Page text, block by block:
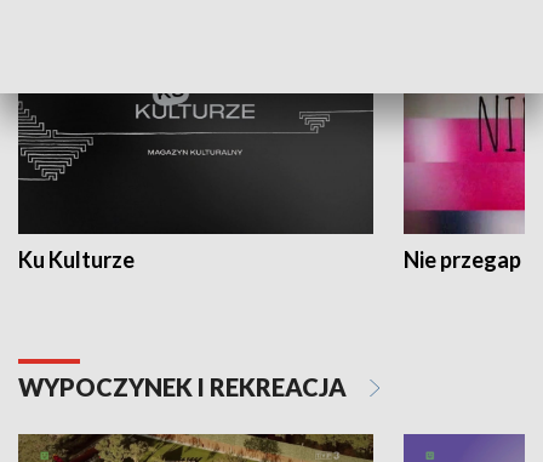
Ku Kulturze Nie przegap
WYPOCZYNEK I REKREACJA